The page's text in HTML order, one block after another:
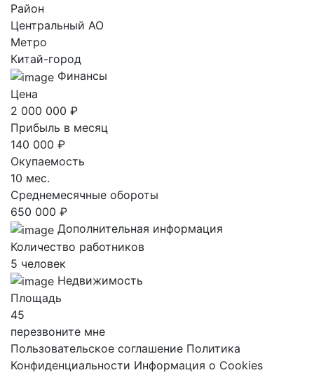
Район
Центральный AO
Метро
Китай-город
Финансы
Цена
2 000 000 ₽
Прибыль в месяц
140 000 ₽
Окупаемость
10 мес.
Среднемесячные обороты
650 000 ₽
Дополнительная информация
Количество работников
5 человек
Недвижимость
Площадь
45
перезвоните мне
Пользовательское соглашение Политика
Конфиденциальности Информация о Cookies